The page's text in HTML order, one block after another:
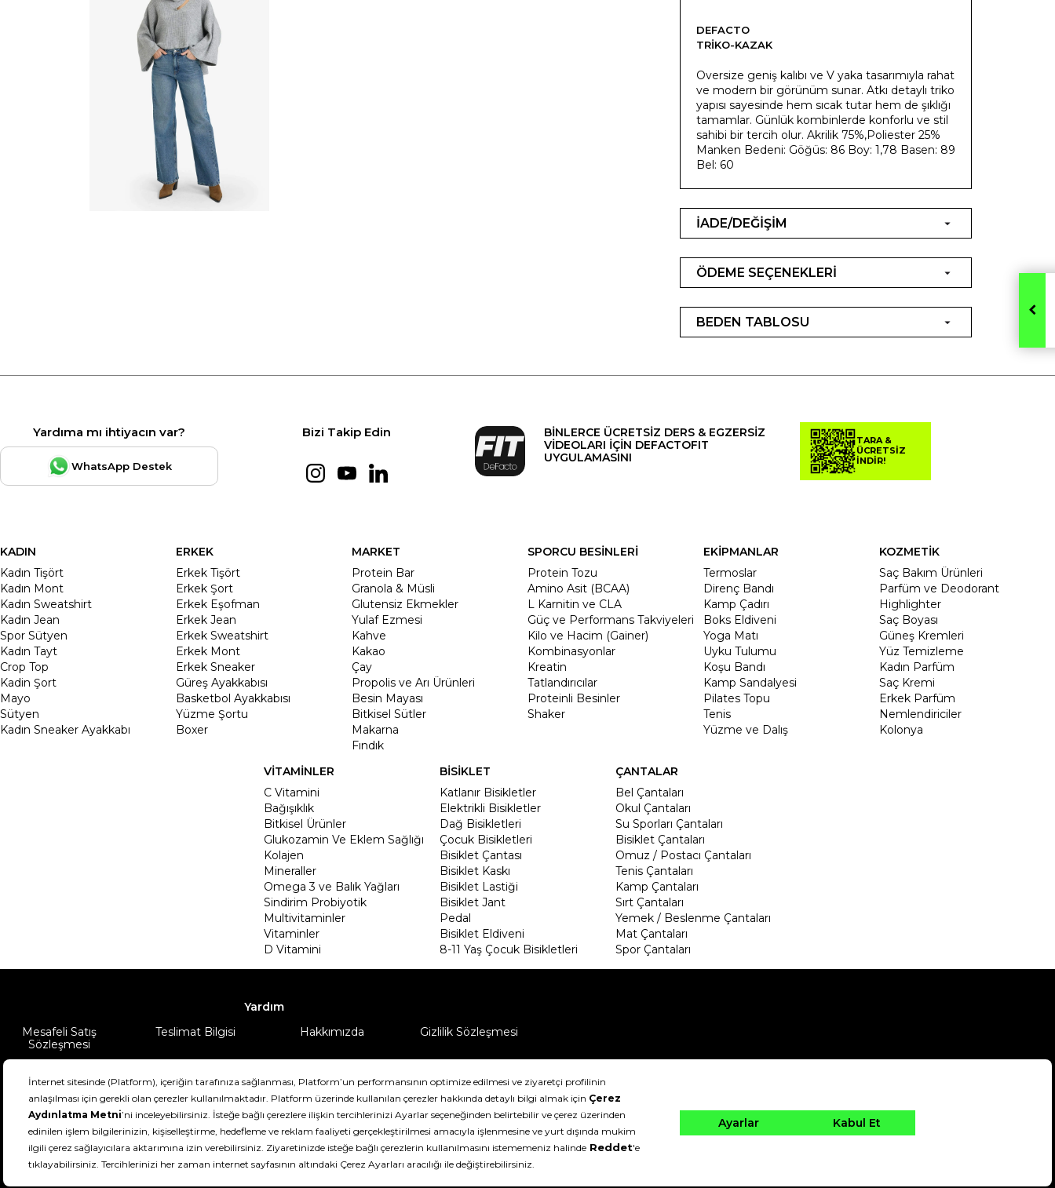
DEFACTO
TRIKO-KAZAK
Oversize geniş kalıbı ve V yaka tasarımıyla rahat
ve modern bir görünüm sunar. Atkı detaylı triko
yapısı sayesinde hem sıcak tutar hem de şıklığı
tamamlar. Günlük kombinlerde konforlu ve stil
sahibi bir tercih olur. Akrilik 75%,Poliester 25%
Manken Bedeni: Göğüs: 86 Boy: 1,78 Basen: 89
Bel: 60
İADE/DEĞİŞİM
ÖDEME SEÇENEKLERİ
BEDEN TABLOSU
Yardıma mı ihtiyacın var?
WhatsApp Destek
Bizi Takip Edin
BİNLERCE ÜCRETSİZ DERS & EGZERSİZ
VİDEOLARI İÇİN DEFACTOFIT
UYGULAMASINI
TARA &
ÜCRETSİZ
İNDİR!
KADIN
Kadın Tişört
Kadın Mont
Kadın Sweatshirt
Kadın Jean
Spor Sütyen
Kadın Tayt
Crop Top
Kadin Şort
Mayo
Sütyen
Kadın Sneaker Ayakkabı
ERKEK
Erkek Tişört
Erkek Şort
Erkek Eşofman
Erkek Jean
Erkek Sweatshirt
Erkek Mont
Erkek Sneaker
Güreş Ayakkabısı
Basketbol Ayakkabısı
Yüzme Şortu
Boxer
MARKET
Protein Bar
Granola & Müsli
Glutensiz Ekmekler
Yulaf Ezmesi
Kahve
Kakao
Çay
Propolis ve Arı Ürünleri
Besin Mayası
Bitkisel Sütler
Makarna
Fındık
SPORCU BESİNLERİ
Protein Tozu
Amino Asit (BCAA)
L Karnitin ve CLA
Güç ve Performans Takviyeleri
Kilo ve Hacim (Gainer)
Kombinasyonlar
Kreatin
Tatlandırıcılar
Proteinli Besinler
Shaker
EKİPMANLAR
Termoslar
Direnç Bandı
Kamp Çadırı
Boks Eldiveni
Yoga Matı
Uyku Tulumu
Koşu Bandı
Kamp Sandalyesi
Pilates Topu
Tenis
Yüzme ve Dalış
KOZMETİK
Saç Bakım Ürünleri
Parfüm ve Deodorant
Highlighter
Saç Boyası
Güneş Kremleri
Yüz Temizleme
Kadın Parfüm
Saç Kremi
Erkek Parfüm
Nemlendiriciler
Kolonya
VİTAMİNLER
C Vitamini
Bağışıklık
Bitkisel Ürünler
Glukozamin Ve Eklem Sağlığı
Kolajen
Mineraller
Omega 3 ve Balık Yağları
Sindirim Probiyotik
Multivitaminler
Vitaminler
D Vitamini
BİSİKLET
Katlanır Bisikletler
Elektrikli Bisikletler
Dağ Bisikletleri
Çocuk Bisikletleri
Bisiklet Çantası
Bisiklet Kaskı
Bisiklet Lastiği
Bisiklet Jant
Pedal
Bisiklet Eldiveni
8-11 Yaş Çocuk Bisikletleri
ÇANTALAR
Bel Çantaları
Okul Çantaları
Su Sporları Çantaları
Bisiklet Çantaları
Omuz / Postacı Çantaları
Tenis Çantaları
Kamp Çantaları
Sırt Çantaları
Yemek / Beslenme Çantaları
Mat Çantaları
Spor Çantaları
Yardım
Mesafeli Satış
Sözleşmesi
Teslimat Bilgisi Hakkımızda Gizlilik Sözleşmesi
DeFactoFIT ©️ 2022-2026. Tüm hakları saklıdır.